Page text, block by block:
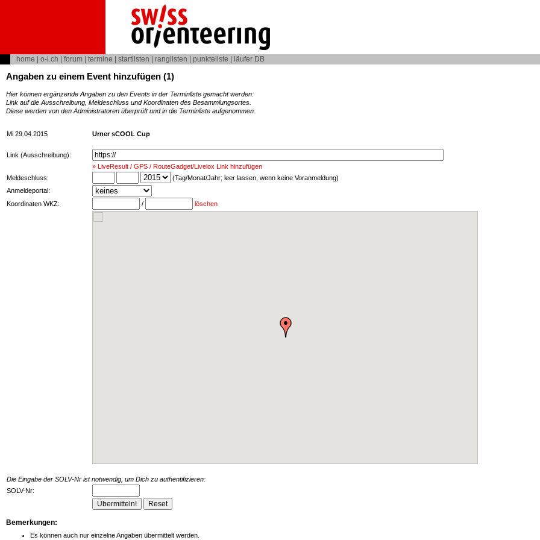
home o-l.ch forum termine startlisten ranglisten punkteliste läufer DB
Angaben zu einem Event hinzufügen (1)
Hier können ergänzende Angaben zu den Events in der Terminliste gemacht werden:
Link auf die Ausschreibung, Meldeschluss und Koordinaten des Besammlungsortes.
Diese werden von den Administratoren überprüft und in die Terminliste aufgenommen.
Mi 29.04.2015 Urner sCOOL Cup
Link (Ausschreibung):
» LiveResult / GPS / RouteGadget/Livelox Link hinzufügen
Meldeschluss:
(Tag/Monat/Jahr; leer lassen, wenn keine Voranmeldung)
Anmeldeportal:
Koordinaten WKZ:
/ löschen
Die Eingabe der SOLV-Nr ist notwendig, um Dich zu authentifizieren:
SOLV-Nr:
Bemerkungen:
Es können auch nur einzelne Angaben übermittelt werden.